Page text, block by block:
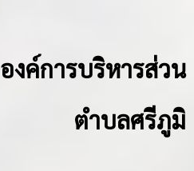
องค์การบริหารส่วน
ตำบลศรีภูมิ